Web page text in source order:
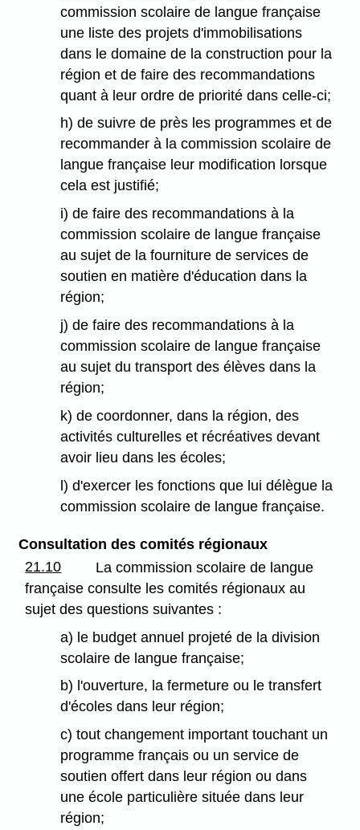
commission scolaire de langue française
une liste des projets d'immobilisations
dans le domaine de la construction pour la
région et de faire des recommandations
quant à leur ordre de priorité dans celle-ci;
h) de suivre de près les programmes et de
recommander à la commission scolaire de
langue française leur modification lorsque
cela est justifié;
i) de faire des recommandations à la
commission scolaire de langue française
au sujet de la fourniture de services de
soutien en matière d'éducation dans la
région;
j) de faire des recommandations à la
commission scolaire de langue française
au sujet du transport des élèves dans la
région;
k) de coordonner, dans la région, des
activités culturelles et récréatives devant
avoir lieu dans les écoles;
l) d'exercer les fonctions que lui délègue la
commission scolaire de langue française.
Consultation des comités régionaux
21.10
La commission scolaire de langue
française consulte les comités régionaux au
sujet des questions suivantes :
a) le budget annuel projeté de la division
scolaire de langue française;
b) l'ouverture, la fermeture ou le transfert
d'écoles dans leur région;
c) tout changement important touchant un
programme français ou un service de
soutien offert dans leur région ou dans
une école particulière située dans leur
région;